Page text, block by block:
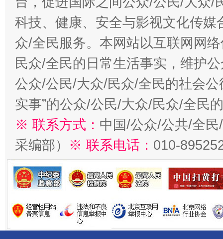
科技、健康、安全与影视文化传
众/全民服务。本网站以互联网网
民众/全民的日常生活事实，维护
公众/公民/大众/民众/全民的社会公
实事”的公众/公民/大众/民众/全民
※ 联系方式： 中国/公众/公共/全
采编部） ※ 联系电话： 010-